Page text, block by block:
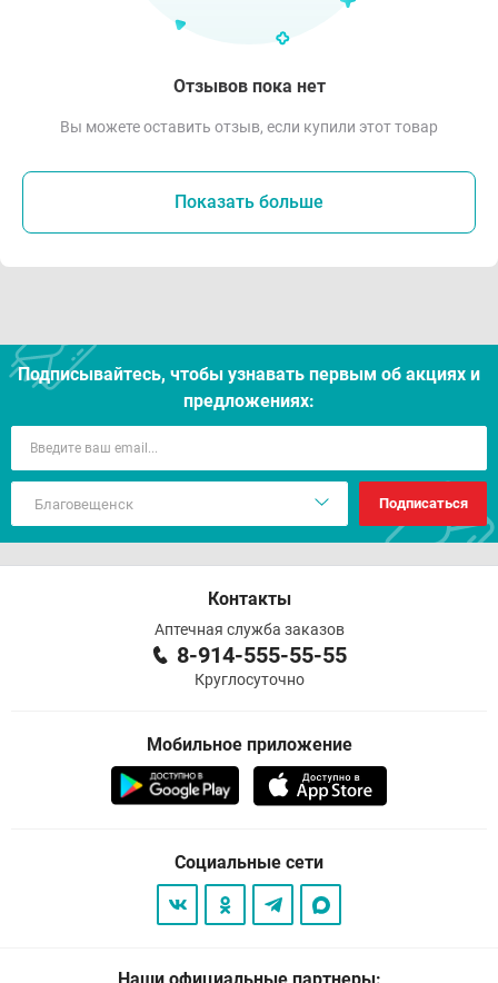
Отзывов пока нет
Вы можете оставить отзыв, если купили этот товар
Показать больше
Подписывайтесь, чтобы узнавать первым об акцияx и
предложениях:
Подписаться
Контакты
Аптечная служба заказов
8-914-555-55-55
Круглосуточно
Мобильное приложение
Социальные сети